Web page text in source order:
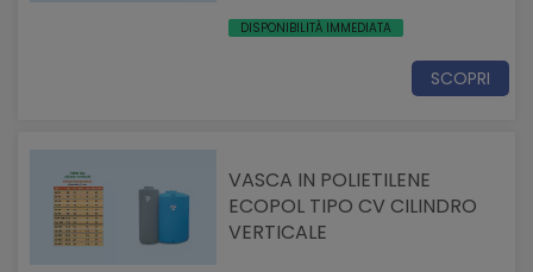
DISPONIBILITÀ IMMEDIATA
SCOPRI
VASCA IN POLIETILENE
ECOPOL TIPO CV CILINDRO
VERTICALE